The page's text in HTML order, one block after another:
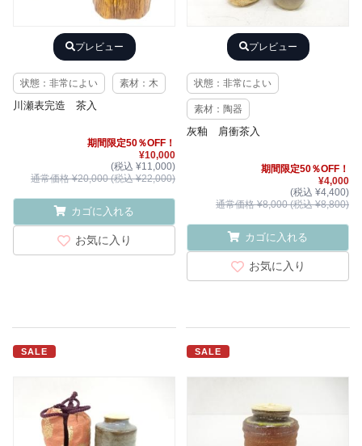
プレビュー
状態：非常によい 素材：木
川瀬表完造 茶入
期間限定50％OFF！
¥10,000
(税込 ¥11,000)
通常価格 ¥20,000 (税込 ¥22,000)
カゴに入れる
お気に入り
プレビュー
状態：非常によい
素材：陶器
灰釉 肩衝茶入
期間限定50％OFF！
¥4,000
(税込 ¥4,400)
通常価格 ¥8,000 (税込 ¥8,800)
カゴに入れる
お気に入り
SALE SALE